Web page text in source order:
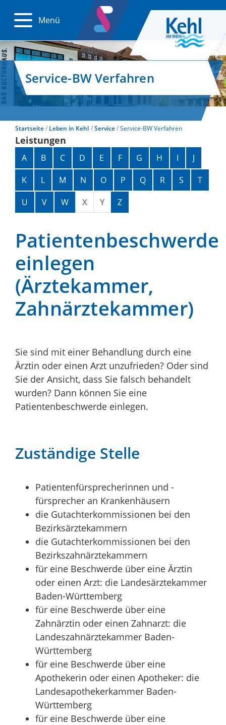
Menü
Service-BW Verfahren
Startseite Leben in Kehl Service Service-BW Verfahren
Leistungen
Alphabetisches Register überspringen
A B C D E F G H I
J
K
L M N O P Q R S
T
U
V W X Y Z
Patientenbeschwerde
einlegen
(Ärztekammer,
Zahnärztekammer)
Sie sind mit einer Behandlung durch eine
Ärztin oder einen Arzt unzufrieden? Oder sind
Sie der Ansicht, dass Sie falsch behandelt
wurden? Dann können Sie eine
Patientenbeschwerde einlegen.
Zuständige Stelle
Patientenfürsprecherinnen und -
fürsprecher an Krankenhäusern
die Gutachterkommissionen bei den
Bezirksärztekammern
die Gutachterkommissionen bei den
Bezirkszahnärztekammern
für eine Beschwerde über eine Ärztin
oder einen Arzt: die Landesärztekammer
Baden-Württemberg
für eine Beschwerde über eine
Zahnärztin oder einen Zahnarzt: die
Landeszahnärztekammer Baden-
Württemberg
für eine Beschwerde über eine
Apothekerin oder einen Apotheker: die
Landesapothekerkammer Baden-
Württemberg
für eine Beschwerde über eine